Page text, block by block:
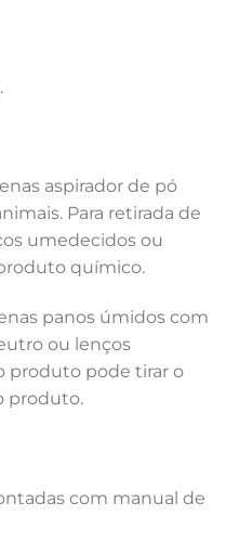
aspirador de pó
Para retirada de
umedecidos ou
químico.
panos úmidos com
ou lenços
produto pode tirar o
produto.
com manual de